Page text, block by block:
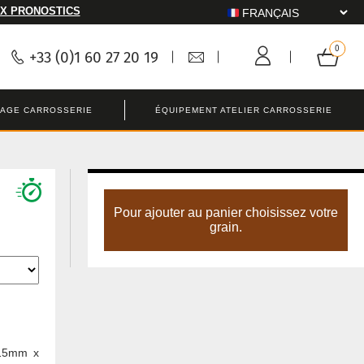
PRONOSTICS
+33 (0)1 60 27 20 19
CARROSSERIE ÉQUIPEMENT ATELIER CARROSSERIE
x
Pour ajouter au panier choisissez votre
grain.